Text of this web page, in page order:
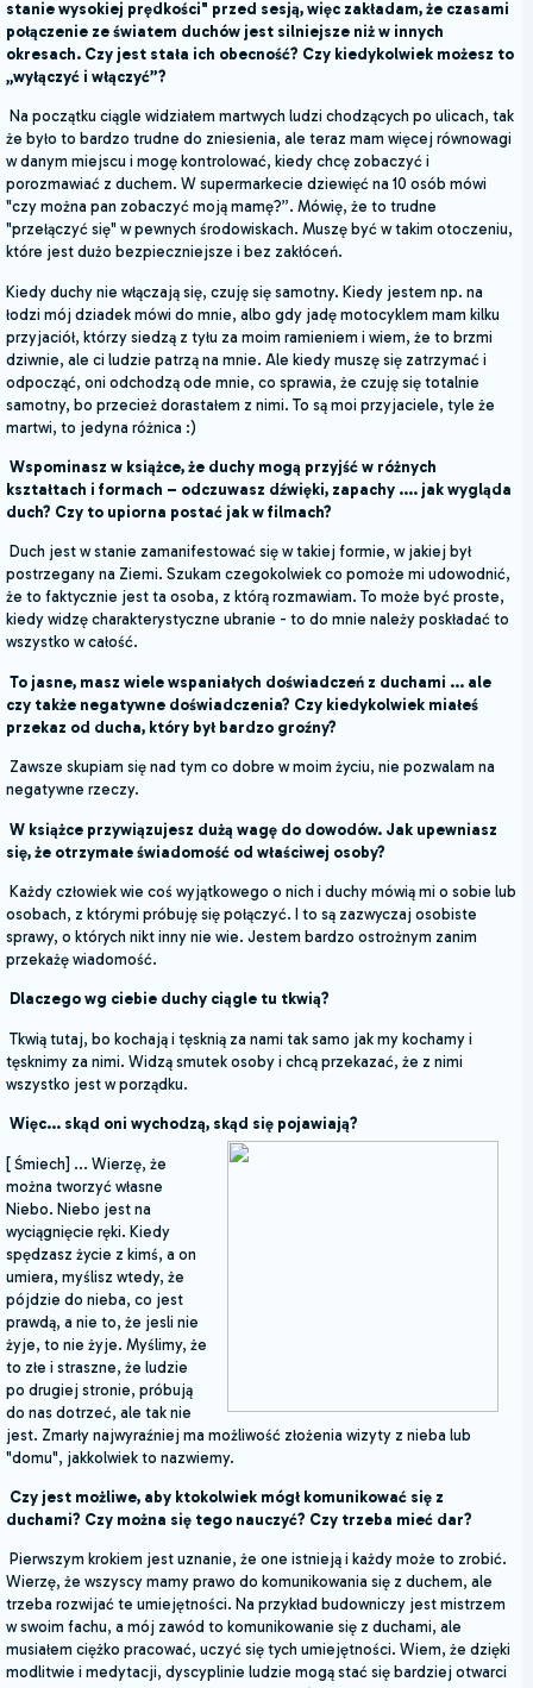
stanie wysokiej prędkości" przed sesją, więc zakładam, że czasami
połączenie ze światem duchów jest silniejsze niż w innych
okresach. Czy jest stała ich obecność? Czy kiedykolwiek możesz to
„wyłączyć i włączyć”?
Na początku ciągle widziałem martwych ludzi chodzących po ulicach, tak
że było to bardzo trudne do zniesienia, ale teraz mam więcej równowagi
w danym miejscu i mogę kontrolować, kiedy chcę zobaczyć i
porozmawiać z duchem. W supermarkecie dziewięć na 10 osób mówi
"czy można pan zobaczyć moją mamę?”. Mówię, że to trudne
"przełączyć się" w pewnych środowiskach. Muszę być w takim otoczeniu,
które jest dużo bezpieczniejsze i bez zakłóceń.
Kiedy duchy nie włączają się, czuję się samotny. Kiedy jestem np. na
łodzi mój dziadek mówi do mnie, albo gdy jadę motocyklem mam kilku
przyjaciół, którzy siedzą z tyłu za moim ramieniem i wiem, że to brzmi
dziwnie, ale ci ludzie patrzą na mnie. Ale kiedy muszę się zatrzymać i
odpocząć, oni odchodzą ode mnie, co sprawia, że czuję się totalnie
samotny, bo przecież dorastałem z nimi. To są moi przyjaciele, tyle że
martwi, to jedyna różnica :)
Wspominasz w książce, że duchy mogą przyjść w różnych
kształtach i formach – odczuwasz dźwięki, zapachy .... jak wygląda
duch? Czy to upiorna postać jak w filmach?
Duch jest w stanie zamanifestować się w takiej formie, w jakiej był
postrzegany na Ziemi. Szukam czegokolwiek co pomoże mi udowodnić,
że to faktycznie jest ta osoba, z którą rozmawiam. To może być proste,
kiedy widzę charakterystyczne ubranie - to do mnie należy poskładać to
wszystko w całość.
To jasne, masz wiele wspaniałych doświadczeń z duchami ... ale
czy także negatywne doświadczenia? Czy kiedykolwiek miałeś
przekaz od ducha, który był bardzo groźny?
Zawsze skupiam się nad tym co dobre w moim życiu, nie pozwalam na
negatywne rzeczy.
W książce przywiązujesz dużą wagę do dowodów. Jak upewniasz
się, że otrzymałe świadomość od właściwej osoby?
Każdy człowiek wie coś wyjątkowego o nich i duchy mówią mi o sobie lub
osobach, z którymi próbuję się połączyć. I to są zazwyczaj osobiste
sprawy, o których nikt inny nie wie. Jestem bardzo ostrożnym zanim
przekażę wiadomość.
Dlaczego wg ciebie duchy ciągle tu tkwią?
Tkwią tutaj, bo kochają i tęsknią za nami tak samo jak my kochamy i
tęsknimy za nimi. Widzą smutek osoby i chcą przekazać, że z nimi
wszystko jest w porządku.
Więc... skąd oni wychodzą, skąd się pojawiają?
[ Śmiech] ... Wierzę, że
można tworzyć własne
Niebo. Niebo jest na
wyciągnięcie ręki. Kiedy
spędzasz życie z kimś, a on
umiera, myślisz wtedy, że
pójdzie do nieba, co jest
prawdą, a nie to, że jesli nie
żyje, to nie żyje. Myślimy, że
to złe i straszne, że ludzie
po drugiej stronie, próbują
do nas dotrzeć, ale tak nie
jest. Zmarły najwyraźniej ma możliwość złożenia wizyty z nieba lub
"domu", jakkolwiek to nazwiemy.
Czy jest możliwe, aby ktokolwiek mógł komunikować się z
duchami? Czy można się tego nauczyć? Czy trzeba mieć dar?
Pierwszym krokiem jest uznanie, że one istnieją i każdy może to zrobić.
Wierzę, że wszyscy mamy prawo do komunikowania się z duchem, ale
trzeba rozwijać te umiejętności. Na przykład budowniczy jest mistrzem
w swoim fachu, a mój zawód to komunikowanie się z duchami, ale
musiałem ciężko pracować, uczyć się tych umiejętności. Wiem, że dzięki
modlitwie i medytacji, dyscyplinie ludzie mogą stać się bardziej otwarci